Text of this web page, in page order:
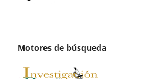
Motores de búsqueda